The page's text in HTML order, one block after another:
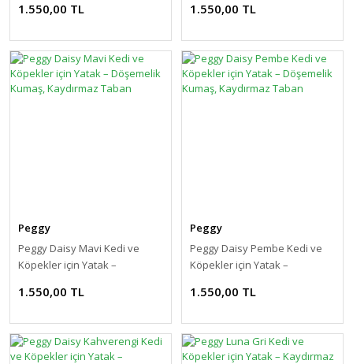
Taban
1.550,00 TL
Taban
1.550,00 TL
Peggy
Peggy Daisy Mavi Kedi ve
Köpekler için Yatak –
Taban
1.550,00 TL
Peggy
Peggy Daisy Pembe Kedi ve
Köpekler için Yatak –
Taban
1.550,00 TL